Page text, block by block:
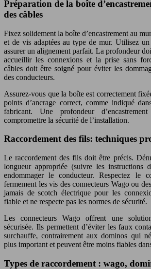
Préparation de la boîte
des câbles
Fixez solidement la boîte d’encastrement au
et de vis adaptées au type de mur. Utilisez
assurer un alignement parfait. La profondeur
accueillir les connexions et la prise sans
câbles doit être soigné pour éviter les
des conducteurs.
Assurez-vous que la boîte est correctement
points d’ancrage correct, comme indiqué
fabricant. Une profondeur
compromettre la sécurité de l’installation.
Raccordement des fils: techniques
Le raccordement des fils doit être précis.
longueur appropriée (suivre les instructions
endommager le conducteur. Respectez le
fermement les vis des connecteurs Wago ou
jamais de scotch électrique pour les
fiable et ne respecte pas les normes de sécurité.
Les connecteurs Wago offrent une
sécurisée. Ils permettent d’éviter les faux
surchauffe, contrairement aux dominos qui
plus important et peuvent être moins fiables
Types de raccordement : wago,